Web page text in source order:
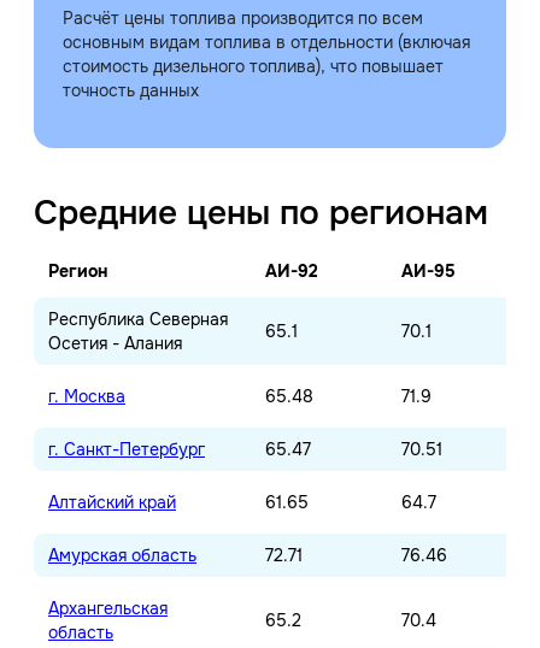
Расчёт цены топлива производится по всем
основным видам топлива в отдельности (включая
стоимость дизельного топлива), что повышает
точность данных
Средние цены по регионам
Регион АИ-92 АИ-95
Республика Северная
Осетия - Алания
65.1 70.1
г. Москва 65.48 71.9
г. Санкт-Петербург 65.47 70.51
Алтайский край 61.65 64.7
Амурская область 72.71 76.46
Архангельская
область
65.2 70.4